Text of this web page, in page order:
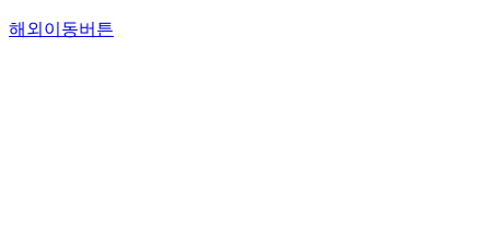
해외이동버튼